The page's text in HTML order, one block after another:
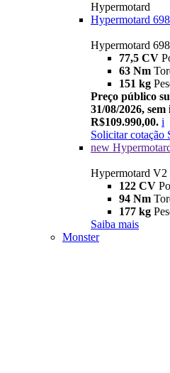
Hypermotard
Hypermotard
Hypermotard
77,5 CV
63 Nm
151 kg
Preço público
31/08/2026,
R$109.990,00. i
Solicitar cotação
new
Hypermotard V2
122 CV
94 Nm
177 kg
Saiba mais
Monster